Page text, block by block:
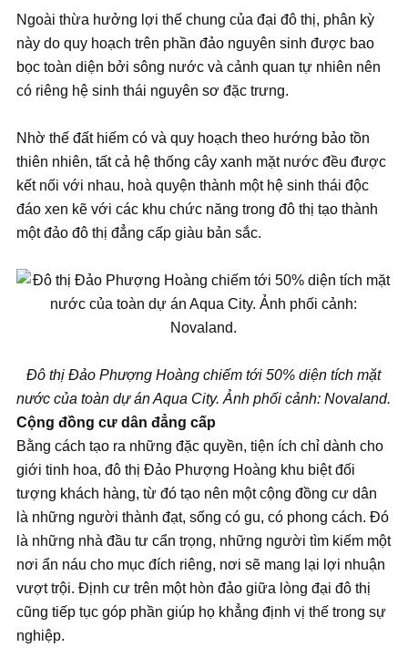
Ngoài thừa hưởng lợi thế chung của đại đô thị, phân kỳ
này do quy hoạch trên phần đảo nguyên sinh được bao
bọc toàn diện bởi sông nước và cảnh quan tự nhiên nên
có riêng hệ sinh thái nguyên sơ đặc trưng.
Nhờ thế đất hiếm có và quy hoạch theo hướng bảo tồn
thiên nhiên, tất cả hệ thống cây xanh mặt nước đều được
kết nối với nhau, hoà quyện thành một hệ sinh thái độc
đáo xen kẽ với các khu chức năng trong đô thị tạo thành
một đảo đô thị đẳng cấp giàu bản sắc.
Đô thị Đảo Phượng Hoàng chiếm tới 50% diện tích mặt
nước của toàn dự án Aqua City. Ảnh phối cảnh: Novaland.
Cộng đồng cư dân đẳng cấp
Bằng cách tạo ra những đặc quyền, tiện ích chỉ dành cho
giới tinh hoa, đô thị Đảo Phượng Hoàng khu biệt đối
tượng khách hàng, từ đó tạo nên một cộng đồng cư dân
là những người thành đạt, sống có gu, có phong cách. Đó
là những nhà đầu tư cẩn trọng, những người tìm kiếm một
nơi ẩn náu cho mục đích riêng, nơi sẽ mang lại lợi nhuận
vượt trội. Định cư trên một hòn đảo giữa lòng đại đô thị
cũng tiếp tục góp phần giúp họ khẳng định vị thế trong sự
nghiệp.